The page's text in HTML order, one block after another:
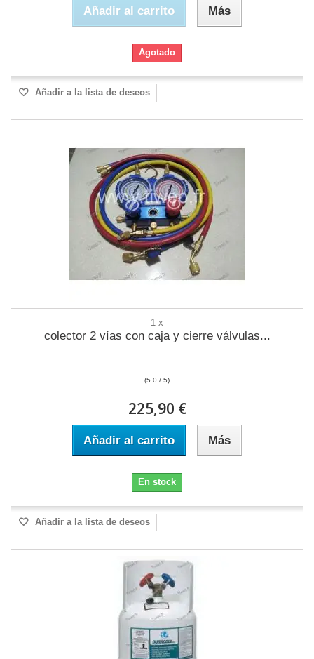
Añadir al carrito Más
Agotado
Añadir a la lista de deseos
1 x
colector 2 vías con caja y cierre válvulas...
(5.0 / 5)
225,90 €
Añadir al carrito Más
En stock
Añadir a la lista de deseos